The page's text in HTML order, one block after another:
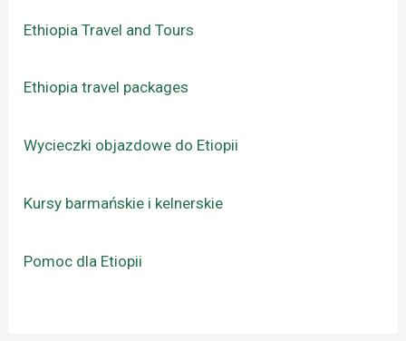
Ethiopia Travel and Tours
Ethiopia travel packages
Wycieczki objazdowe do Etiopii
Kursy barmańskie i kelnerskie
Pomoc dla Etiopii